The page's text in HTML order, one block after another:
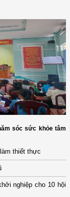
sóc sức khỏe tâm
thiết thực
nghiệp cho 10 hội